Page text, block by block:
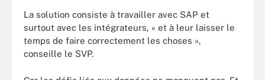
La solution consiste à travailler avec SAP et
surtout avec les intégrateurs, « et à leur laisser le
temps de faire correctement les choses »,
conseille le SVP.